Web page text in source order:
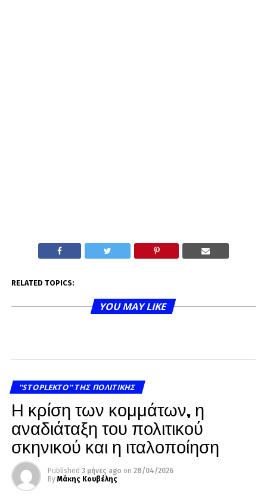
RELATED TOPICS:
YOU MAY LIKE
''STOPLEKTO'' ΤΗΣ ΠΟΛΙΤΙΚΗΣ
Η κρίση των κομμάτων, η
αναδιάταξη του πολιτικού
σκηνικού και η ιταλοποίηση
Published 3 μήνες ago on 28/04/2026
By Μάκης Κουβέλης